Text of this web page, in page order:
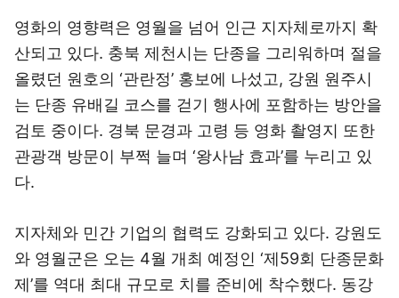
영화의 영향력은 영월을 넘어 인근 지자체로까지 확
산되고 있다. 충북 제천시는 단종을 그리워하며 절을
올렸던 원호의 ‘관란정’ 홍보에 나섰고, 강원 원주시
는 단종 유배길 코스를 걷기 행사에 포함하는 방안을
검토 중이다. 경북 문경과 고령 등 영화 촬영지 또한
관광객 방문이 부쩍 늘며 ‘왕사남 효과’를 누리고 있
다.
지자체와 민간 기업의 협력도 강화되고 있다. 강원도
와 영월군은 오는 4월 개최 예정인 ‘제59회 단종문화
제’를 역대 최대 규모로 치를 준비에 착수했다. 동강